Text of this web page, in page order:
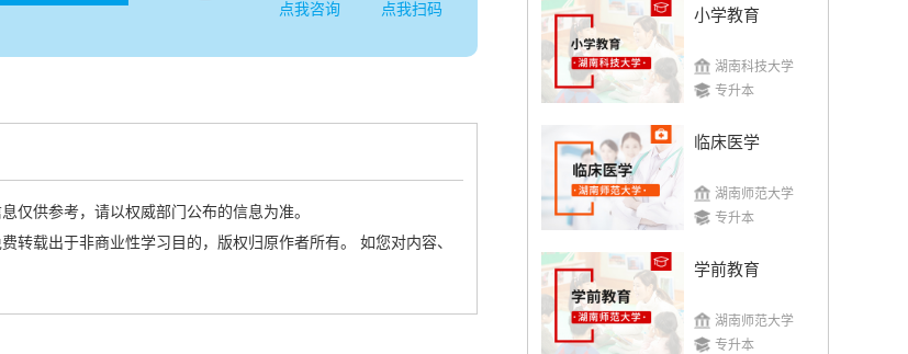
点我咨询 点我扫码
仅供参考，请以权威部门公布的信息为准。
转载出于非商业性学习目的，版权归原作者所有。 如您对内容、
小学教育
湖南科技大学
专升本
临床医学
湖南师范大学
专升本
学前教育
湖南师范大学
专升本